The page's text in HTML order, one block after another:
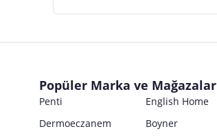
Popüler Marka ve Mağazalar
Penti English Home
Dermoeczanem
Boyner